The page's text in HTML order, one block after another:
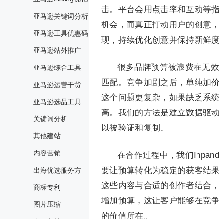
亚马逊关键词分析
亚马逊工具优惠码
亚马逊站外推广
亚马逊综合工具
亚马逊运营干货
亚马逊选品工具
关键词分析
其他建站
内容营销
出海优选服务方
商标专利
图片压缩
击。平台会用点击率和互动等
机会，而真正打动用户的创意
现，持续优化创意并保持新鲜
很多品牌预算被浪费在无
匹配。竞争加剧之后，单纯加
这个问题更复杂，如果缺乏系
高。我们的方法是建立数据驱
以被验证和复制。
在合作过程中，我们
要让预算转化为稳定的获客结
这些内容与合适的创作者结合
增加预算，这让客户能够在竞
的价值所在。